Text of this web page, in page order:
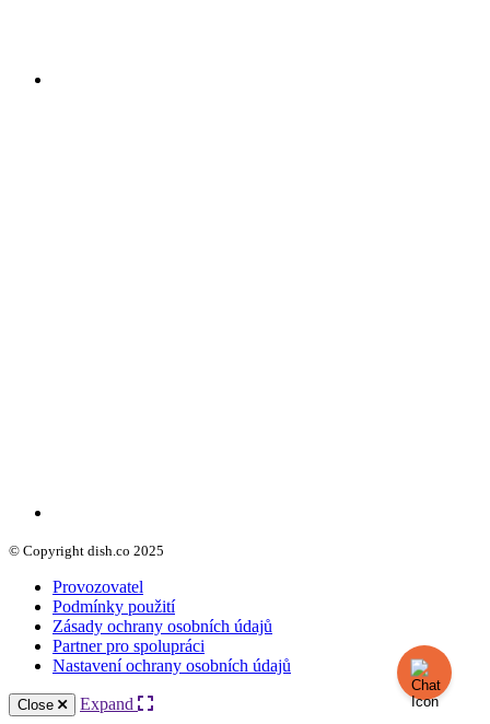
© Copyright dish.co 2025
Provozovatel
Podmínky použití
Zásady ochrany osobních údajů
Partner pro spolupráci
Nastavení ochrany osobních údajů
Close Expand